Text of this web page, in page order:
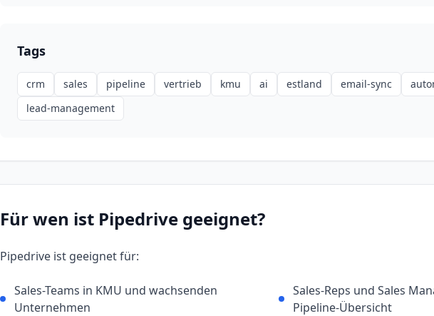
Tags
crm sales pipeline vertrieb kmu ai estland email-sync
lead-management
Für wen ist Pipedrive geeignet?
Pipedrive ist geeignet für:
Sales-Teams in KMU und wachsenden
Unternehmen
Sales-Reps und Sales
Pipeline-Übersicht